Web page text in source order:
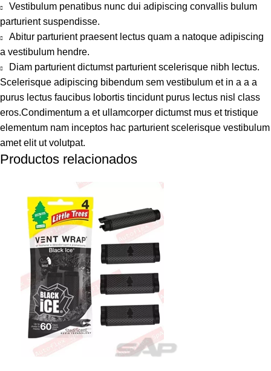
Vestibulum penatibus nunc dui adipiscing convallis bulum
parturient suspendisse.
Abitur parturient praesent lectus quam a natoque adipiscing
a vestibulum hendre.
Diam parturient dictumst parturient scelerisque nibh lectus.
Scelerisque adipiscing bibendum sem vestibulum et in a a a
purus lectus faucibus lobortis tincidunt purus lectus nisl class
eros.Condimentum a et ullamcorper dictumst mus et tristique
elementum nam inceptos hac parturient scelerisque vestibulum
amet elit ut volutpat.
Productos relacionados